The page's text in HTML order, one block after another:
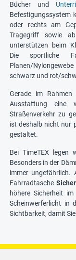
Bücher und
Befestigungssystem
oder rechts am
Tragegriff sowie
unterstützen beim
Die sportliche
Planen/
schwarz und rot/
Gerade im Rahmen
Ausstattung eine
Straßenverkehr zu
ist deshalb nicht nur
gestaltet.
Bei TimeTEX legen
Besonders in der
immer ungefährlich.
Fahrradtasche
höhere Sicherheit
Scheinwerferlicht in
Sichtbarkeit, damit